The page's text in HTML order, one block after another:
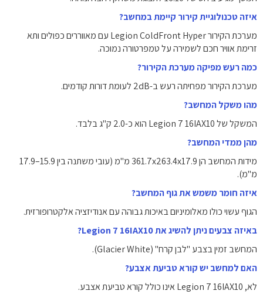
איזה טכנולוגיית קירור קיימת במחשב?
מערכת הקירור Legion ColdFront Hyper עם מאווררים כפולים ותא
זרימת אוויר חכם לשמירה על טמפרטורה נמוכה.
כמה רעש מפיקה מערכת הקירור?
מערכת הקירור מפחיתה רעש ב-2dB לעומת דורות קודמים.
מהו משקל המחשב?
המשקל של Legion 7 16IAX10 הוא כ-2.0 ק"ג בלבד.
מהן ממדי המחשב?
מידות המחשב הן 361.7x263.4x17.9 מ"מ (עובי משתנה בין 15.9–17.9
מ"מ).
איזה חומר משמש את גוף המחשב?
הגוף עשוי כולו מאלומיניום באיכות גבוהה עם אנודיזציה אלקטרופורזית.
באיזה צבעים ניתן להשיג את Legion 7 16IAX10?
המחשב זמין בצבע "לבן קרח" (Glacier White).
האם למחשב יש קורא טביעת אצבע?
לא, Legion 7 16IAX10 אינו כולל קורא טביעת אצבע.